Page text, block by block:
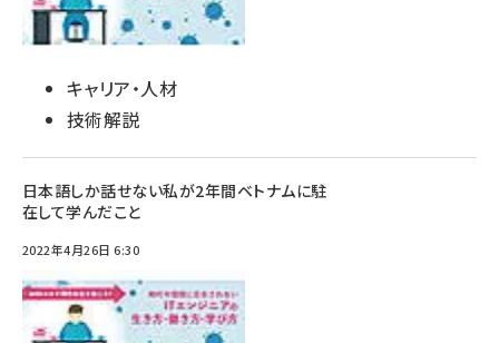
キャリア・人材
技術解説
日本語しか話せない私が2年間ベトナムに駐
在して学んだこと
2022年4月26日 6:30